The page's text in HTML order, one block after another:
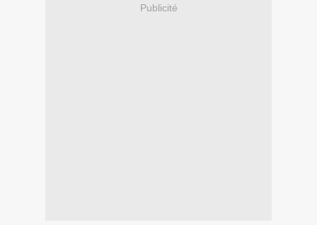
Publicité